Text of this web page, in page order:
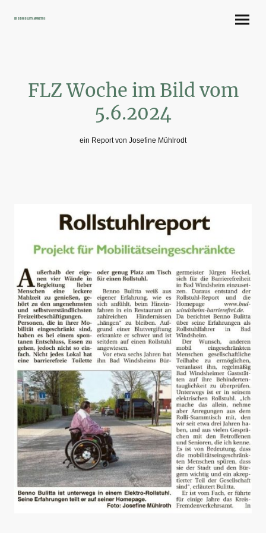
Dr. Benno Bulitta Marketing
FLZ Woche im Bild vom
5.6.2024
ein Report von Josefine Mühlrodt